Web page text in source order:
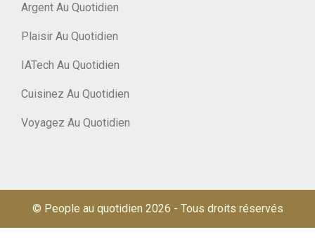
Argent Au Quotidien
Plaisir Au Quotidien
IATech Au Quotidien
Cuisinez Au Quotidien
Voyagez Au Quotidien
© People au quotidien 2026 - Tous droits réservés